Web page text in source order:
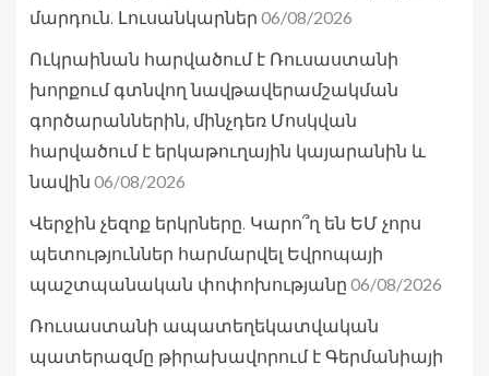
մարդուն. Լուսանկարներ 06/08/2026
Ուկրաինան հարվածում է Ռուսաստանի
խորքում գտնվող նավթավերամշակման
գործարաններին, մինչդեռ Մոսկվան
հարվածում է երկաթուղային կայարանին և
նավին 06/08/2026
Վերջին չեզոք երկրները. Կարո՞ղ են ԵՄ չորս
պետություններ հարմարվել Եվրոպայի
պաշտպանական փոփոխությանը 06/08/2026
Ռուսաստանի ապատեղեկատվական
պատերազմը թիրախավորում է Գերմանիայի